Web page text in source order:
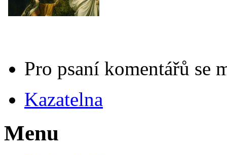
Pro psaní komentářů se
Kazatelna
Menu